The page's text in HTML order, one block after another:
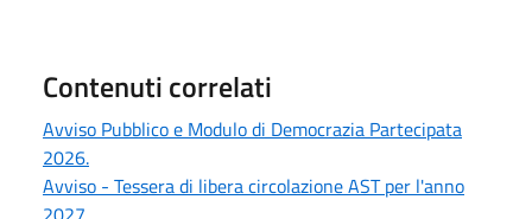
Contenuti correlati
Avviso Pubblico e Modulo di Democrazia Partecipata
2026.
Avviso - Tessera di libera circolazione AST per l'anno